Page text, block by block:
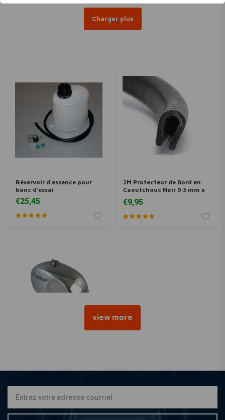
Charger plus
Réservoir d'essence pour
banc d'essai
€25,45
2M Protecteur de Bord en
Caoutchouc Noir 9,5 mm x
1-2 mm
€9,95
view more